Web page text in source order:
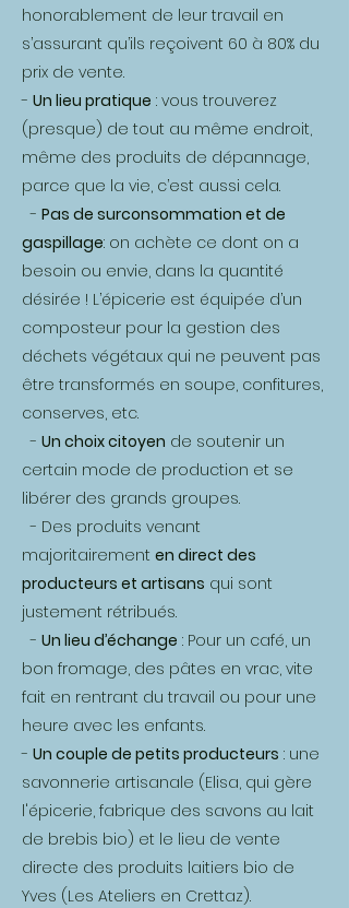
honorablement de leur travail en
s’assurant qu’ils reçoivent 60 à 80% du
prix de vente.
- Un lieu pratique : vous trouverez
(presque) de tout au même endroit,
même des produits de dépannage,
parce que la vie, c’est aussi cela.
- Pas de surconsommation et de
gaspillage: on achète ce dont on a
besoin ou envie, dans la quantité
désirée ! L’épicerie est équipée d’un
composteur pour la gestion des
déchets végétaux qui ne peuvent pas
être transformés en soupe, confitures,
conserves, etc.
- Un choix citoyen de soutenir un
certain mode de production et se
libérer des grands groupes.
- Des produits venant
majoritairement en direct des
producteurs et artisans qui sont
justement rétribués.
- Un lieu d’échange : Pour un café, un
bon fromage, des pâtes en vrac, vite
fait en rentrant du travail ou pour une
heure avec les enfants.
- Un couple de petits producteurs : une
savonnerie artisanale (Elisa, qui gère
l'épicerie, fabrique des savons au lait
de brebis bio) et le lieu de vente
directe des produits laitiers bio de
Yves (Les Ateliers en Crettaz).